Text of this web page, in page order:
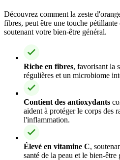
Découvrez comment la zeste
fibres, peut être une touche pétillante
soutenant votre bien-être général.
Riche en fibres, favorisant la
régulières et un microbiome
Contient des antioxydants
aident à protéger le corps des
l'inflammation.
Élevé en vitamine C,
santé de la peau et le bien-être